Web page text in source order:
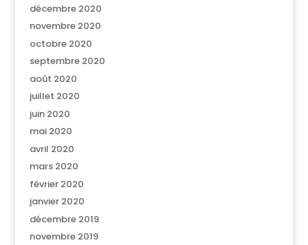
décembre 2020
novembre 2020
octobre 2020
septembre 2020
août 2020
juillet 2020
juin 2020
mai 2020
avril 2020
mars 2020
février 2020
janvier 2020
décembre 2019
novembre 2019